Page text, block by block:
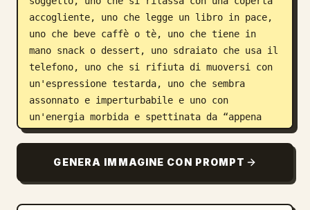
accogliente, uno che legge un libro in pace,
uno che beve caffè o tè, uno che tiene in
mano snack o dessert, uno sdraiato che usa il
telefono, uno che si rifiuta di muoversi con
un'espressione testarda, uno che sembra
assonnato e imperturbabile e uno con
un'energia morbida e spettinata da “appena
sveglio”. Aggiungi giocosi scarabocchi
direttamente con il soggetto e i personaggi
chibi: contorni delle pose, schizzi di
GENERA IMMAGINE CON PROMPT